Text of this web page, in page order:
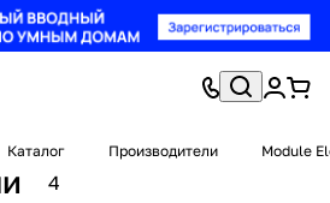
Каталог Производители Module
4